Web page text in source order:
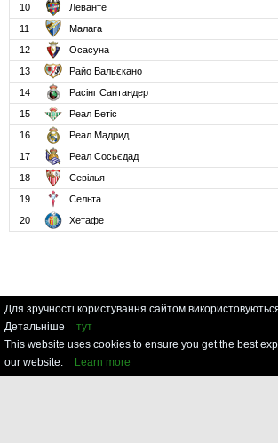
10
Леванте
11
Малага
12
Осасуна
13
Райо Вальєкано
14
Расінг Сантандер
15
Реал Бетіс
16
Реал Мадрид
17
Реал Сосьєдад
18
Севілья
19
Сельта
20
Хетафе
Для зручності користування сайтом
Детальніше
тут
This website uses cookies to ensure you get the best
our website.
Learn more